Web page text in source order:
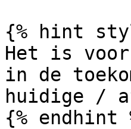
{% hint
Het is
in de
huidige /
{% endhint